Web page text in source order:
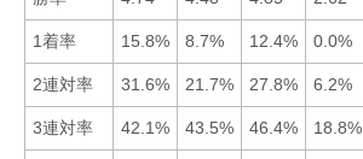
1着率 15.8% 8.7% 12.4% 0.0%
2連対率 31.6% 21.7% 27.8% 6.2%
3連対率 42.1% 43.5% 46.4% 18.8%